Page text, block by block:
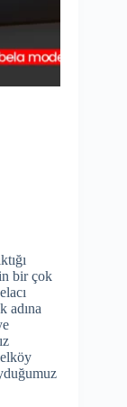
bir çok
adına